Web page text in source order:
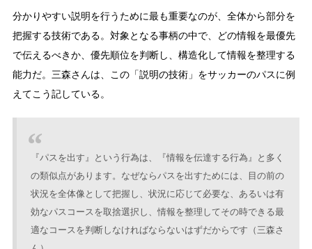
分かりやすい説明を行うために最も重要なのが、全体から部分を
把握する技術である。対象となる事柄の中で、どの情報を最優先
で伝えるべきか、優先順位を判断し、構造化して情報を整理する
能力だ。三森さんは、この「説明の技術」をサッカーのパスに例
えてこう記している。
『パスを出す』という行為は、『情報を伝達する行為』と多く
の類似点があります。なぜならパスを出すためには、目の前の
状況を全体像として把握し、状況に応じて必要な、あるいは有
効なパスコースを取捨選択し、情報を整理してその時できる最
適なコースを判断しなければならないはずだからです（三森さ